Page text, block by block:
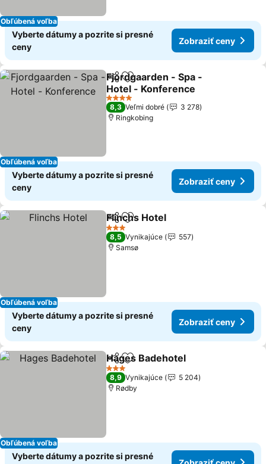
Obľúbená voľba
Vyberte dátumy a pozrite si presné
ceny
Zobraziť ceny
Obľúbená voľba
ZdieľaťPridať do obľúbených
Fjordgaarden - Spa -
Hotel - Konference
4 Počet hviezdičiek
8,3 Veľmi dobré
3 278
Ringkobing
Vyberte dátumy a pozrite si presné
ceny
Zobraziť ceny
Obľúbená voľba
ZdieľaťPridať do obľúbených
Flinchs Hotel
3 Počet hviezdičiek
8,5 Vynikajúce
557
Samsø
Vyberte dátumy a pozrite si presné
ceny
Zobraziť ceny
Obľúbená voľba
ZdieľaťPridať do obľúbených
Hages Badehotel
3 Počet hviezdičiek
8,9 Vynikajúce
5 204
Rødby
Vyberte dátumy a pozrite si presné